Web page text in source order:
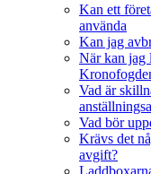
Kan ett
använda
Kan jag
När kan jag
Vad är
Vad bör
Krävs det
avgift?